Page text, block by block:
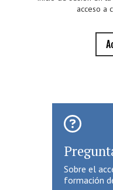
acceso a
Sobre el
formación